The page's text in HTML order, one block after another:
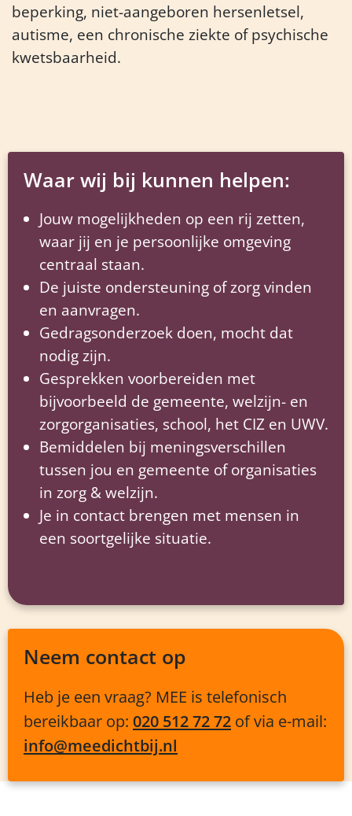
beperking, niet-aangeboren hersenletsel,
autisme, een chronische ziekte of psychische
kwetsbaarheid.
Waar wij bij kunnen helpen:
Jouw mogelijkheden op een rij zetten,
waar jij en je persoonlijke omgeving
centraal staan.
De juiste ondersteuning of zorg vinden
en aanvragen.
Gedragsonderzoek doen, mocht dat
nodig zijn.
Gesprekken voorbereiden met
bijvoorbeeld de gemeente, welzijn- en
zorgorganisaties, school, het CIZ en UWV.
Bemiddelen bij meningsverschillen
tussen jou en gemeente of organisaties
in zorg & welzijn.
Je in contact brengen met mensen in
een soortgelijke situatie.
Neem contact op
Heb je een vraag? MEE is telefonisch
bereikbaar op: 020 512 72 72 of via e-mail:
info@meedichtbij.nl